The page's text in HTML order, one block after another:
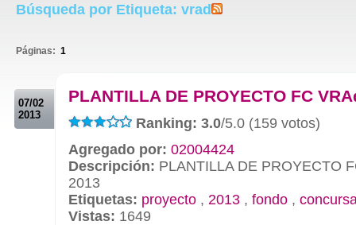
Búsqueda por Etiqueta: vrad
Páginas: 1
07/02
2013
PLANTILLA DE PROYECTO FC
Ranking: 3.0/5.0 (159 votos)
Agregado por: 02004424
Descripción: PLANTILLA DE PROYECTO
2013
Etiquetas: proyecto , 2013 , fondo ,
Vistas: 1649